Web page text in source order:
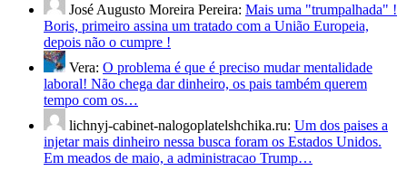
José Augusto Moreira Pereira: Mais uma "trumpalhada" !
Boris, primeiro assina um tratado com a União Europeia,
depois não o cumpre !
Vera: O problema é que é preciso mudar mentalidade
laboral! Não chega dar dinheiro, os pais também querem
tempo com os…
lichnyj-cabinet-nalogoplatelshchika.ru: Um dos paises a
injetar mais dinheiro nessa busca foram os Estados Unidos.
Em meados de maio, a administracao Trump…